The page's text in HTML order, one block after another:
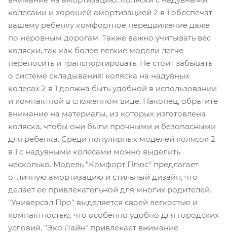
колесами и хорошей амортизацией 2 в 1 обеспечат
вашему ребенку комфортное передвижение даже
по неровным дорогам. Также важно учитывать вес
коляски, так как более легкие модели легче
переносить и транспортировать. Не стоит забывать
о системе складывания: коляска на надувных
колесах 2 в 1 должна быть удобной в использовании
и компактной в сложенном виде. Наконец, обратите
внимание на материалы, из которых изготовлена
коляска, чтобы они были прочными и безопасными
для ребенка. Среди популярных моделей колясок 2
в 1 с надувными колесами можно выделить
несколько. Модель "Комфорт Плюс" предлагает
отличную амортизацию и стильный дизайн, что
делает ее привлекательной для многих родителей.
"Универсал Про" выделяется своей легкостью и
компактностью, что особенно удобно для городских
условий. "Эко Лайн" привлекает внимание